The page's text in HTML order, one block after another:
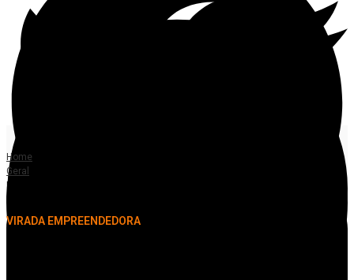
Home
Geral
Empretec transforma histórias em Alta Floresta e nova edição será realizada
VIRADA EMPREENDEDORA